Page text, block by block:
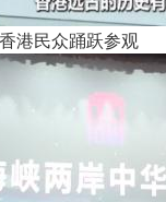
港民众踊跃参观